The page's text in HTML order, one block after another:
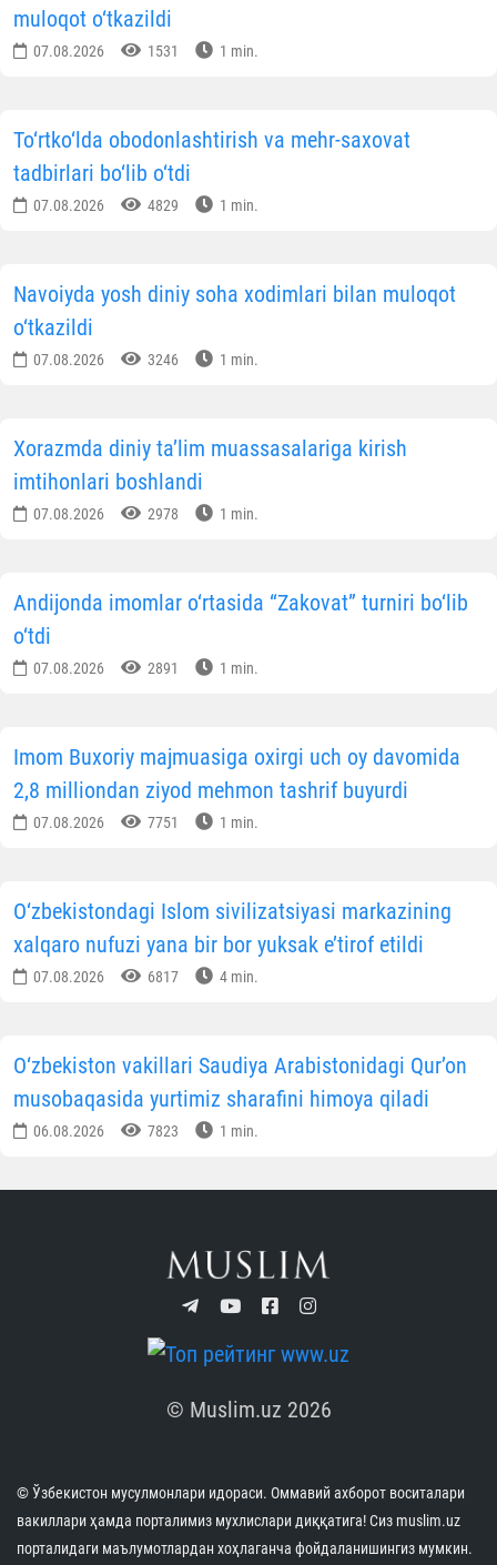
muloqot o‘tkazildi
07.08.2026 1531 1 min.
To‘rtko‘lda obodonlashtirish va mehr-saxovat
tadbirlari bo‘lib o‘tdi
07.08.2026 4829 1 min.
Navoiyda yosh diniy soha xodimlari bilan muloqot
o‘tkazildi
07.08.2026 3246 1 min.
Xorazmda diniy ta’lim muassasalariga kirish
imtihonlari boshlandi
07.08.2026 2978 1 min.
Andijonda imomlar o‘rtasida “Zakovat” turniri bo‘lib
o‘tdi
07.08.2026 2891 1 min.
Imom Buxoriy majmuasiga oxirgi uch oy davomida
2,8 milliondan ziyod mehmon tashrif buyurdi
07.08.2026 7751 1 min.
O‘zbekistondagi Islom sivilizatsiyasi markazining
xalqaro nufuzi yana bir bor yuksak e’tirof etildi
07.08.2026 6817 4 min.
O‘zbekiston vakillari Saudiya Arabistonidagi Qur’on
musobaqasida yurtimiz sharafini himoya qiladi
06.08.2026 7823 1 min.
© Muslim.uz 2026
© Ўзбекистон мусулмонлари идораси. Оммавий ахборот воситалари
вакиллари ҳамда порталимиз мухлислари диққатига! Сиз muslim.uz
порталидаги маълумотлардан хоҳлаганча фойдаланишингиз мумкин.